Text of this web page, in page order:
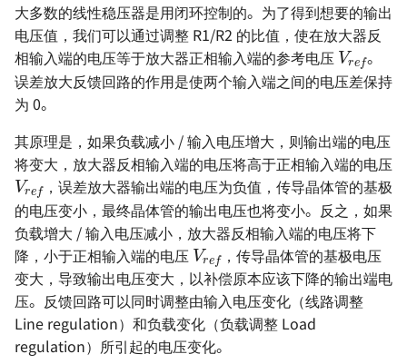
基本元器件 - 光电耦合器
基本元器件 - 运算放大器
数字电路基础知识
ADC 与 DAC 基础知识
推挽与开漏输出
共模信号与差模信号
数字电路中的竞争与冒险
存储器的分类
Flip - 基于全志 F1C200s 的
Linux 开发板
OSD335x 最小系统的设计
统
STM32F4 硬件开发
SwiftCtrl - 蓝牙手柄
自制 CMSIS-DAP 🚧
ZenDriver - 高性能的电机驱
动
电机驱动方案 - IR2104S
通信协议 - 以太网 🚧
应用
参考与致谢
信号完整性 - 串扰 🚧
电源完整性设计
ESD 基础知识
EMC 设计指南
信号地与机壳地间的 EMC 设
计
射频 - 谐振电路 - 负载 Q 值
🚧
射频 - S 参数
射频 - 天线基础知识
射频 - 天线的分类与选型 🚧
史密斯圆图与匹配电路基础
一般天线匹配电路的设计
AD 使用 Git 的注意事项
函数思想在电路设计中的应用
OrCAD 配置与技巧
示波器的触发模式
示波器的采集模式
网络分析仪的使用 🚧
逻辑分析仪的使用 🚧
宽带注入变压器的使用 🚧
Troubleshooting of ADC
and DAC
大多数的线性稳压器是用闭环控制的。为了得到想要的输出
电压值，我们可以通过调整 R1/R2 的比值，使在放大器反
相输入端的电压等于放大器正相输入端的参考电压
Vref
。
误差放大反馈回路的作用是使两个输入端之间的电压差保持
为 0。
其原理是，如果负载减小 / 输入电压增大，则输出端的电压
将变大，放大器反相输入端的电压将高于正相输入端的电压
Vref
，误差放大器输出端的电压为负值，传导晶体管的基极
的电压变小，最终晶体管的输出电压也将变小。反之，如果
负载增大 / 输入电压减小，放大器反相输入端的电压将下
降，小于正相输入端的电压
Vref
，传导晶体管的基极电压
变大，导致输出电压变大，以补偿原本应该下降的输出端电
压。反馈回路可以同时调整由输入电压变化（线路调整
Line regulation）和负载变化（负载调整 Load
regulation）所引起的电压变化。